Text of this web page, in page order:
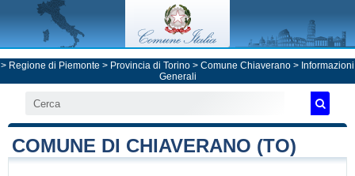
> Regione di Piemonte > Provincia di Torino > Comune Chiaverano > Informazioni
Generali
COMUNE DI CHIAVERANO (TO)